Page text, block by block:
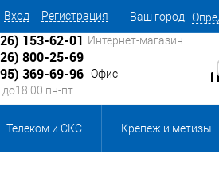
Вход Регистрация Ваш город:
153-62-01 Интернет-магазин
800-25-69
369-69-96 Офис
до18:00 пн-пт
Телеком и СКС Крепеж и метизы